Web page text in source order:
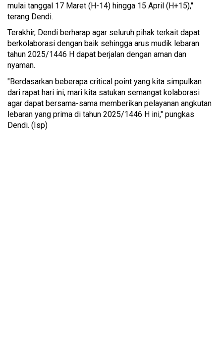
mulai tanggal 17 Maret (H-14) hingga 15 April (H+15),"
terang Dendi.
Terakhir, Dendi berharap agar seluruh pihak terkait dapat
berkolaborasi dengan baik sehingga arus mudik lebaran
tahun 2025/1446 H dapat berjalan dengan aman dan
nyaman.
"Berdasarkan beberapa critical point yang kita simpulkan
dari rapat hari ini, mari kita satukan semangat kolaborasi
agar dapat bersama-sama memberikan pelayanan angkutan
lebaran yang prima di tahun 2025/1446 H ini," pungkas
Dendi. (Isp)